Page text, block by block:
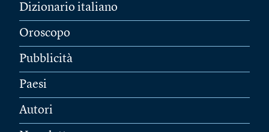
Dizionario italiano
Oroscopo
Pubblicità
Paesi
Autori